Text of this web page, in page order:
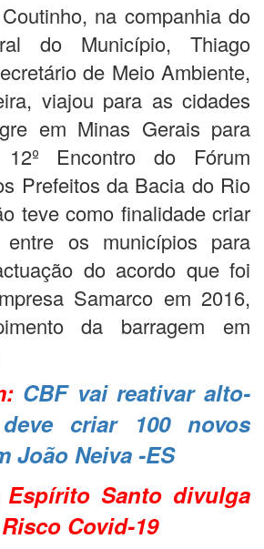
na companhia do
do Município, Thiago
de Meio Ambiente,
viajou para as cidades
em Minas Gerais para
Encontro do Fórum
Prefeitos da Bacia do Rio
teve como finalidade criar
entre os municípios para
do acordo que foi
Samarco em 2016,
da barragem em
CBF vai reativar alto-
criar 100 novos
João Neiva -ES
Santo divulga
Covid-19